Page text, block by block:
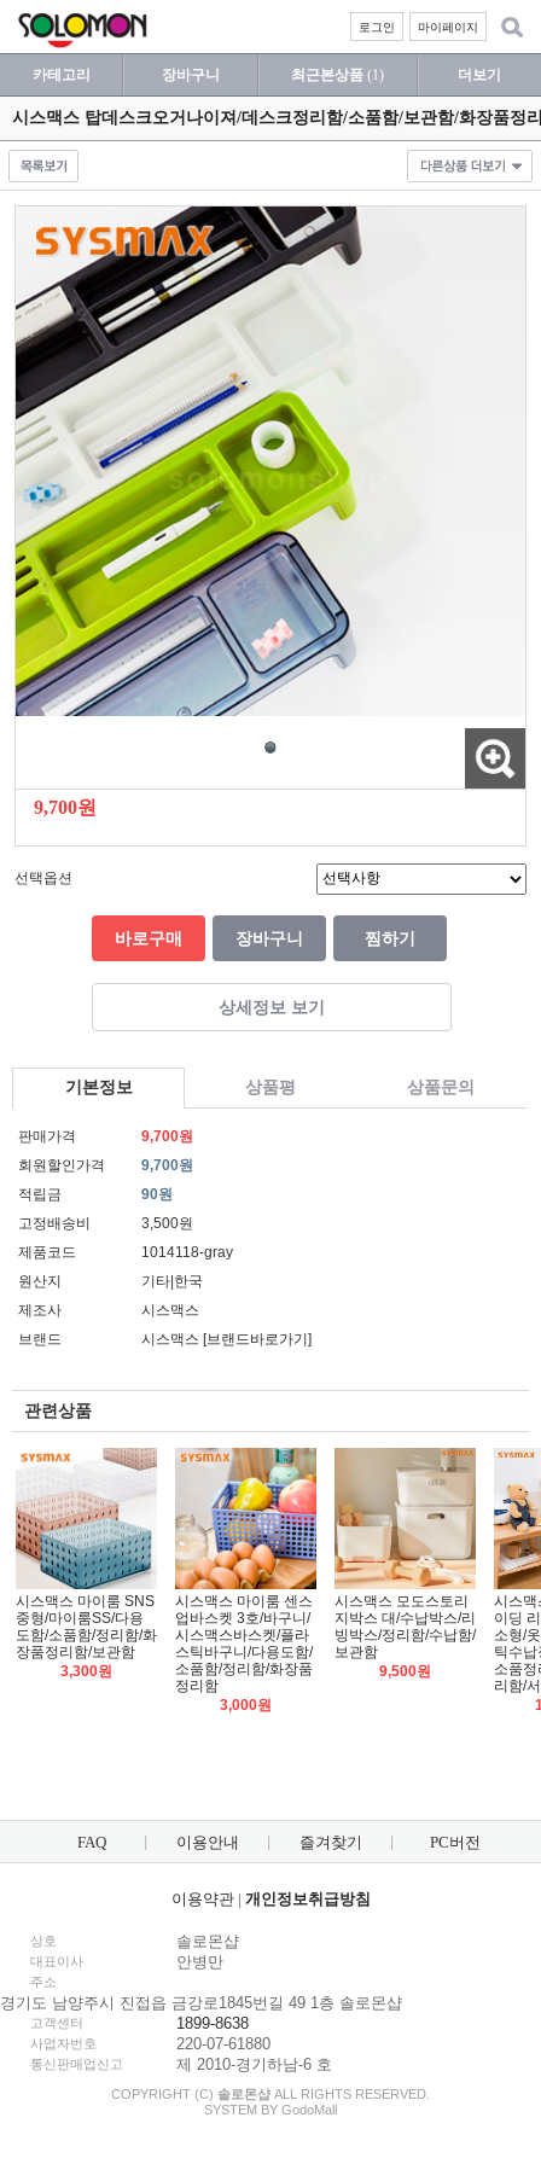
마이페이지
로그인
카테고리 장바구니 최근본상품 (1) 더보기
시스맥스 탑데스크오거나이져/데스크정리함/소품함/보관함/화장품정
9,700원
선택옵션
바로구매 장바구니 찜하기
상세정보 보기
기본정보 상품평 상품문의
판매가격
9,700원
회원할인가격
9,700원
적립금
90원
고정배송비
3,500원
제품코드
1014118-gray
원산지
기타|한국
제조사
시스맥스
브랜드
시스맥스 [브랜드바로가기]
관련상품
시스맥스 마이룸 SNS
중형/마이룸SS/다용
도함/소품함/정리함/화
장품정리함/보관함
3,300원
시스맥스 마이룸 센스
업바스켓 3호/바구니/
시스맥스바스켓/플라
스틱바구니/다용도함/
소품함/정리함/화장품
정리함
3,000원
시스맥스 모도스토리
지박스 대/수납박스/리
빙박스/정리함/수납함/
보관함
9,500원
시스맥
이딩
소형/
틱수
소품
리함/
FAQ 이용안내 즐겨찾기 PC버전
이용약관| 개인정보취급방침
상호 솔로몬샵
대표이사 안병만
주소
경기도 남양주시 진접읍 금강로1845번길 49 1층 솔로몬샵
고객센터 1899-8638
사업자번호 220-07-61880
통신판매업신고 제 2010-경기하남-6 호
COPYRIGHT (C) 솔로몬샵 ALL RIGHTS RESERVED.
SYSTEM BY GodoMall